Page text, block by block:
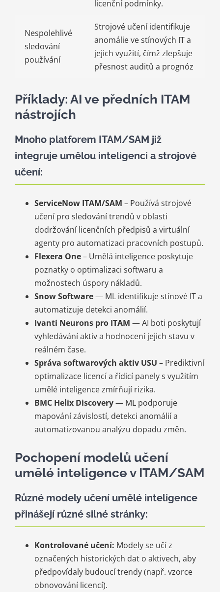
licenční podmínky.
Nespolehlivé
sledování
používání
Strojové učení identifikuje
anomálie ve stínových IT a
jejich využití, čímž zlepšuje
přesnost auditů a prognóz
Příklady: AI ve předních ITAM
nástrojích
Mnoho platforem ITAM/SAM již
integruje umělou inteligenci a strojové
učení:
ServiceNow ITAM/SAM – Používá strojové
učení pro sledování trendů v oblasti
dodržování licenčních předpisů a virtuální
agenty pro automatizaci pracovních postupů.
Flexera One– Umělá inteligence poskytuje
poznatky o optimalizaci softwaru a
možnostech úspory nákladů.
Snow Software— ML identifikuje stínové IT a
automatizuje detekci anomálií.
Ivanti Neurons pro ITAM — AI boti poskytují
vyhledávání aktiv a hodnocení jejich stavu v
reálném čase.
Správa softwarových aktiv USU – Prediktivní
optimalizace licencí a řídicí panely s využitím
umělé inteligence zmírňují rizika.
BMC Helix Discovery— ML podporuje
mapování závislostí, detekci anomálií a
automatizovanou analýzu dopadu změn.
Pochopení modelů učení
umělé inteligence v ITAM/SAM
Různé modely učení umělé inteligence
přinášejí různé silné stránky:
Kontrolované učení: Modely se učí z
označených historických dat o aktivech, aby
předpovídaly budoucí trendy (např. vzorce
obnovování licencí).